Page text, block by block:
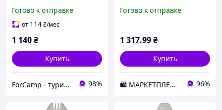
Готово к отправке
от 114₴/мес
1 140₴
Купить
ForCamp - туристические, спортивные и тактические товары 98%
Готово к отправке
1 317.99₴
Купить
🛍️ МАРКЕТПЛЕЙС DMD 96%